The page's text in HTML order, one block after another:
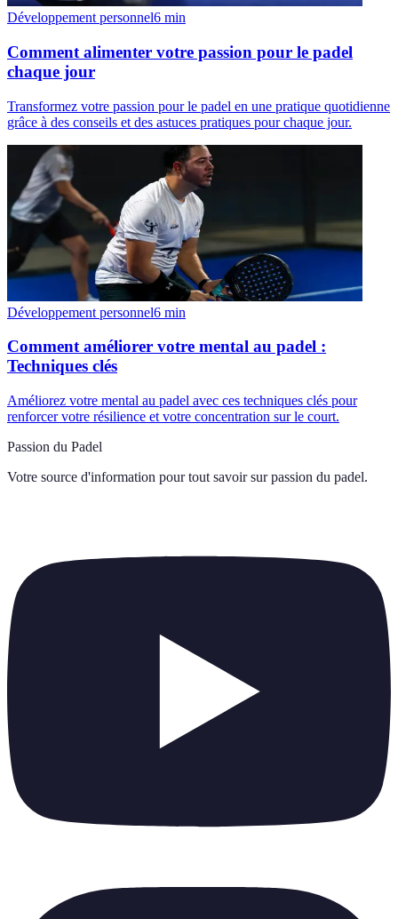
Développement personnel6 min
Comment alimenter votre passion pour le padel
chaque jour
Transformez votre passion pour le padel en une pratique quotidienne
grâce à des conseils et des astuces pratiques pour chaque jour.
Développement personnel6 min
Comment améliorer votre mental au padel :
Techniques clés
Améliorez votre mental au padel avec ces techniques clés pour
renforcer votre résilience et votre concentration sur le court.
Passion du Padel
Votre source d'information pour tout savoir sur passion du padel.